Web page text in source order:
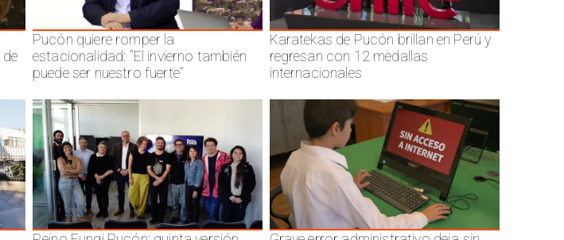
Pucón quiere romper la
estacionalidad: “El invierno también
puede ser nuestro fuerte”
Karatekas de Pucón brillan en Perú y
regresan con 12 medallas
internacionales